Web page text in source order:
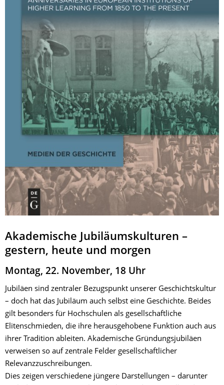
Akademische Jubiläumskulturen –
gestern, heute und morgen
Montag, 22. November, 18 Uhr
Jubiläen sind zentraler Bezugspunkt unserer Geschichtskultur
– doch hat das Jubiläum auch selbst eine Geschichte. Beides
gilt besonders für Hochschulen als gesellschaftliche
Elitenschmieden, die ihre herausgehobene Funktion auch aus
ihrer Tradition ableiten. Akademische Gründungsjubiläen
verweisen so auf zentrale Felder gesellschaftlicher
Relevanzzuschreibungen.
Dies zeigen verschiedene jüngere Darstellungen – darunter